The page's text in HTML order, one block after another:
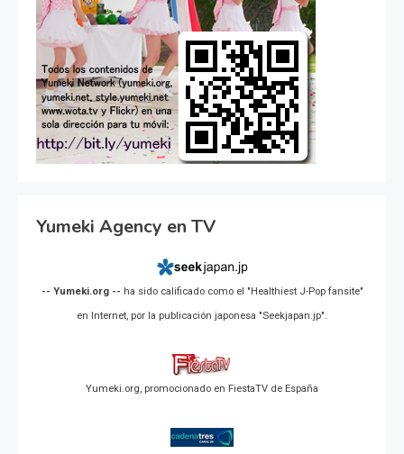
Yumeki Agency en TV
-- Yumeki.org -- ha sido calificado como el "Healthiest J-Pop fansite"
en Internet, por la publicación japonesa "Seekjapan.jp".
Yumeki.org, promocionado en FiestaTV de España